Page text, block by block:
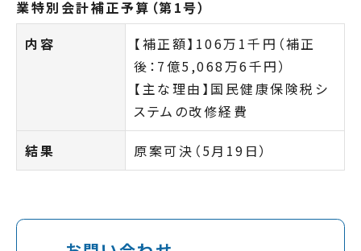
業特別会計補正予算（第1号）
内容
【補正額】106万1千円（補正
後：7億5,068万6千円）
【主な理由】国民健康保険税シ
ステムの改修経費
結果 原案可決（5月19日）